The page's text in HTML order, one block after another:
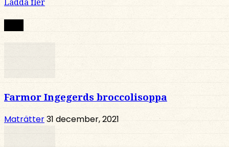
Ladda fler
Farmor Ingegerds broccolisoppa
Maträtter31 december, 2021